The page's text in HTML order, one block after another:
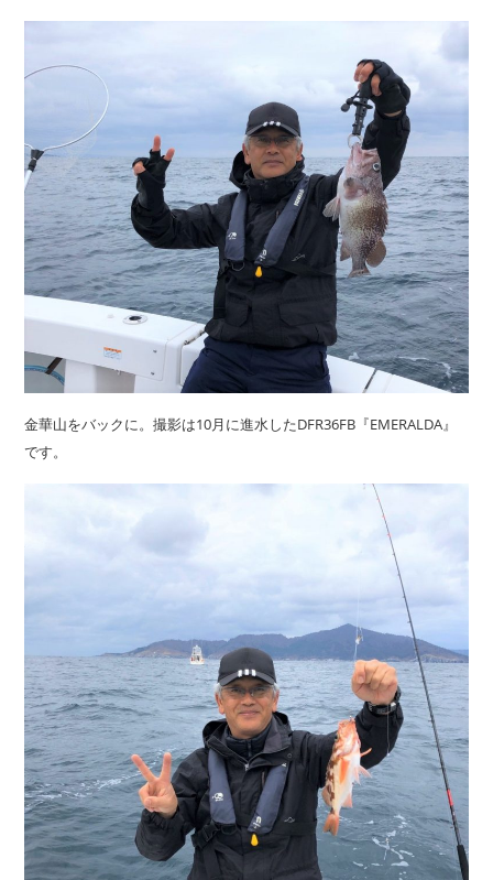
金華山をバックに。撮影は10月に進水したDFR36FB『EMERALDA』
です。